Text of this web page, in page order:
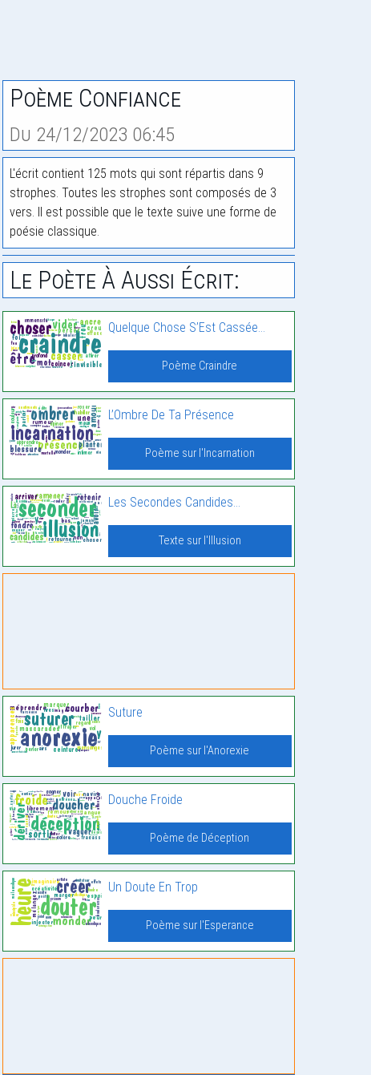
Poème Confiance
Du 24/12/2023 06:45
L'écrit contient 125 mots qui sont répartis dans 9
strophes. Toutes les strophes sont composés de 3
vers. Il est possible que le texte suive une forme de
poésie classique.
Le Poète À Aussi Écrit:
Quelque Chose S’Est Cassée…
Poème Craindre
L’Ombre De Ta Présence
Poème sur l'Incarnation
Les Secondes Candides…
Texte sur l'Illusion
Suture
Poème sur l'Anorexie
Douche Froide
Poème de Déception
Un Doute En Trop
Poème sur l'Esperance